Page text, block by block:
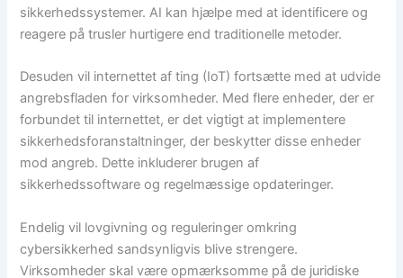
sikkerhedssystemer. AI kan hjælpe med at identificere og
reagere på trusler hurtigere end traditionelle metoder.
Desuden vil internettet af ting (IoT) fortsætte med at udvide
angrebsfladen for virksomheder. Med flere enheder, der er
forbundet til internettet, er det vigtigt at implementere
sikkerhedsforanstaltninger, der beskytter disse enheder
mod angreb. Dette inkluderer brugen af
sikkerhedssoftware og regelmæssige opdateringer.
Endelig vil lovgivning og reguleringer omkring
cybersikkerhed sandsynligvis blive strengere.
Virksomheder skal være opmærksomme på de juridiske